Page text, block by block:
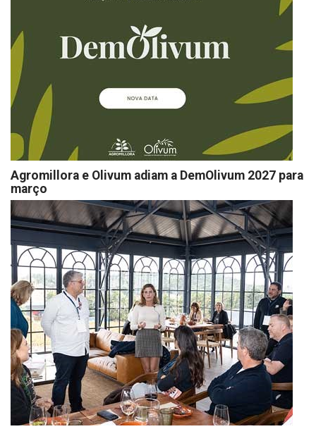
Agromillora e Olivum adiam a DemOlivum 2027 para
março